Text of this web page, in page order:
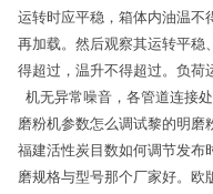
运转时应平稳，箱体内油温不
再加载。然后观察其运转平稳
得超过，温升不得超过。负荷
机无异常噪音，各管道连接
磨粉机参数怎么调试黎的明磨
福建活性炭目数如何调节发布
磨规格与型号那个厂家好。欧